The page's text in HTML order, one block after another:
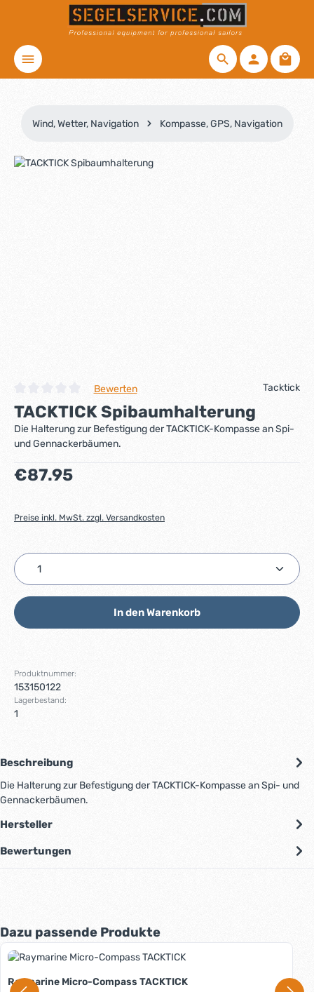
Zum Hauptinhalt springen
Wind, Wetter, Navigation Kompasse, GPS, Navigation
Bildergalerie überspringen
Durchschnittliche Bewertung von 0 von 5 Sternen
Bewerten Tacktick
TACKTICK Spibaumhalterung
Die Halterung zur Befestigung der TACKTICK-Kompasse an Spi-
und Gennackerbäumen.
Regulärer Preis:
€87.95
Preise inkl. MwSt. zzgl. Versandkosten
Produkt Anzahl: Gib den gewünschten Wert ein
In den Warenkorb
Produktnummer:
153150122
Lagerbestand:
1
Beschreibung
Die Halterung zur Befestigung der TACKTICK-Kompasse an Spi- und
Gennackerbäumen.
Hersteller
Bewertungen
Produktgalerie überspringen
Dazu passende Produkte
Raymarine Micro-Compass TACKTICK